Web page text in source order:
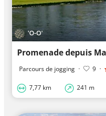
'O-O'
Promenade depuis
Parcours de jogging · 9 ·
7,77 km 241 m